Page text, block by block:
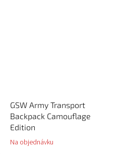
GSW Army Transport
Backpack Camouflage
Edition
Na objednávku